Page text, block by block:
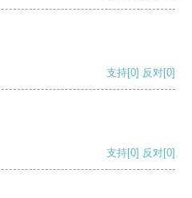
支持[0] 反对[0]
支持[0] 反对[0]